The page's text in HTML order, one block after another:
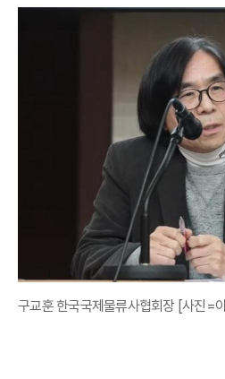
구교훈 한국국제물류사협회장 [사진=